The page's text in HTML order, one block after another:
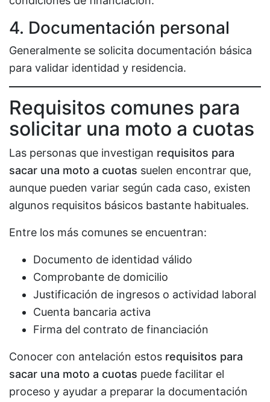
4. Documentación personal
Generalmente se solicita documentación básica
para validar identidad y residencia.
Requisitos comunes para
solicitar una moto a cuotas
Las personas que investigan requisitos para
sacar una moto a cuotas suelen encontrar que,
aunque pueden variar según cada caso, existen
algunos requisitos básicos bastante habituales.
Entre los más comunes se encuentran:
Documento de identidad válido
Comprobante de domicilio
Justificación de ingresos o actividad laboral
Cuenta bancaria activa
Firma del contrato de financiación
Conocer con antelación estos requisitos para
sacar una moto a cuotas puede facilitar el
proceso y ayudar a preparar la documentación